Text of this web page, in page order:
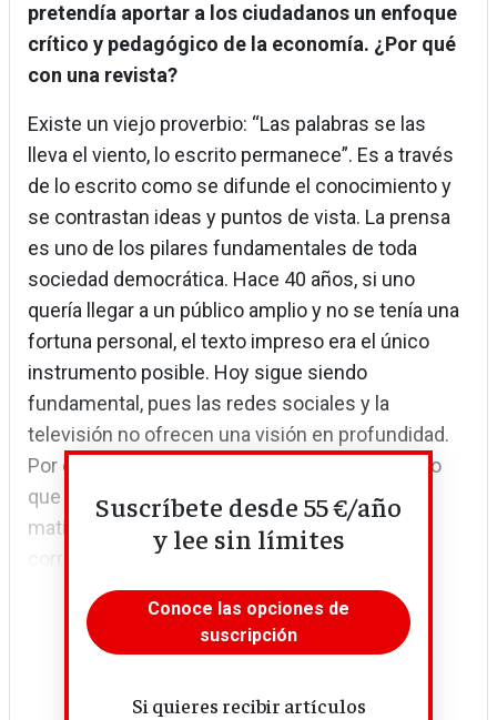
pretendía aportar a los ciudadanos un enfoque
crítico y pedagógico de la economía. ¿Por qué
con una revista?
Existe un viejo proverbio: “Las palabras se las
lleva el viento, lo escrito permanece”. Es a través
de lo escrito como se difunde el conocimiento y
se contrastan ideas y puntos de vista. La prensa
es uno de los pilares fundamentales de toda
sociedad democrática. Hace 40 años, si uno
quería llegar a un público amplio y no se tenía una
fortuna personal, el texto impreso era el único
instrumento posible. Hoy sigue siendo
fundamental, pues las redes sociales y la
televisión no ofrecen una visión en profundidad.
Por otra parte, yo me expreso mejor por escrito
que oralmente: al menos se puede precisar o
matizar el pensamiento, hallar las palabras
correctas y no dejarse...
Suscríbete desde 55 €/año
y lee sin límites
Conoce las opciones de
suscripción
Si quieres recibir artículos